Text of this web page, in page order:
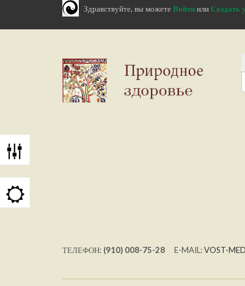
Здравствуйте, вы можетеВойтиилиСоздать
ТЕЛЕФОН: (910) 008-75-28 E-MAIL:VOST-